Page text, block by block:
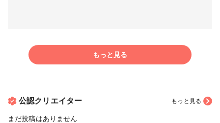
もっと見る
公認クリエイター もっと見る
まだ投稿はありません